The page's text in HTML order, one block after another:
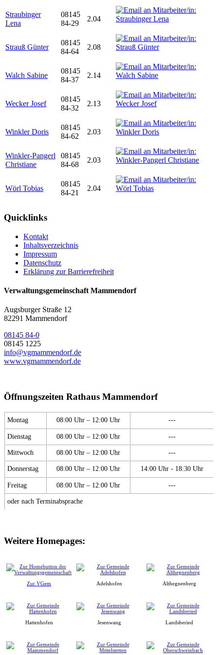
Straubinger
Lena
08145
84-29
2.04
Strauß Günter
08145
84-64
2.08
Walch Sabine
08145
84-37
2.14
Wecker Josef
08145
84-32
2.13
Winkler Doris
08145
84-62
2.03
Winkler-Pangerl
Christiane
08145
84-68
2.03
Wörl Tobias
08145
84-21
2.04
Quicklinks
Kontakt
Inhaltsverzeichnis
Impressum
Datenschutz
Erklärung zur Barrierefreiheit
Verwaltungsgemeinschaft Mammendorf
Augsburger Straße 12
82291 Mammendorf
08145 84-0
08145 1225
info@vgmammendorf.de
www.vgmammendorf.de
Öffnungszeiten Rathaus Mammendorf
Montag 08:00 Uhr – 12:00 Uhr ---
Dienstag 08:00 Uhr – 12:00 Uhr ---
Mittwoch 08:00 Uhr – 12:00 Uhr ---
Donnerstag 08:00 Uhr – 12:00 Uhr 14:00 Uhr - 18:30 Uhr
Freitag 08:00 Uhr – 12:00 Uhr ---
oder nach Terminabsprache
Weitere Homepages:
Zur VGem Adelshofen Althegnenberg
Hattenhofen Jesenwang Landsberied